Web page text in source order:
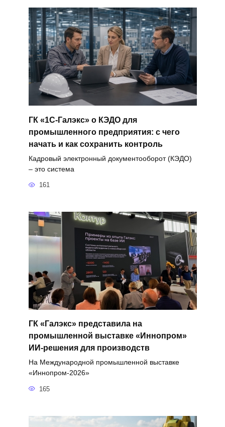
ГК «1С-Галэкс» о КЭДО для
промышленного предприятия: с чего
начать и как сохранить контроль
Кадровый электронный документооборот (КЭДО)
– это система
161
ГК «Галэкс» представила на
промышленной выставке «Иннопром»
ИИ-решения для производств
На Международной промышленной выставке
«Иннопром-2026»
165